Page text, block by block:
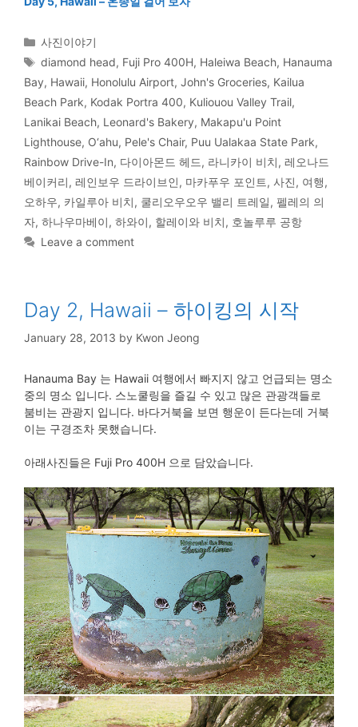
Categories
사진이야기
Tags
diamond head, Fuji Pro 400H, Haleiwa Beach, Hanauma
Bay, Hawaii, Honolulu Airport, John's Groceries, Kailua
Beach Park, Kodak Portra 400, Kuliouou Valley Trail,
Lanikai Beach, Leonard's Bakery, Makapu'u Point
Lighthouse, O‘ahu, Pele's Chair, Puu Ualakaa State Park,
Rainbow Drive-In, 다이아몬드 헤드, 라니카이 비치, 레오나드
베이커리, 레인보우 드라이브인, 마카푸우 포인트, 사진, 여행,
오하우, 카일루아 비치, 쿨리오우오우 밸리 트레일, 펠레의 의
자, 하나우마베이, 하와이, 할레이와 비치, 호놀루루 공항
Leave a comment
Day 2, Hawaii – 하이킹의 시작
January 28, 2013 by Kwon Jeong
Hanauma Bay 는 Hawaii 여행에서 빠지지 않고 언급되는 명소
중의 명소 입니다. 스노쿨링을 즐길 수 있고 많은 관광객들로
붐비는 관광지 입니다. 바다거북을 보면 행운이 든다는데 거북
이는 구경조차 못했습니다.
아래사진들은 Fuji Pro 400H 으로 담았습니다.